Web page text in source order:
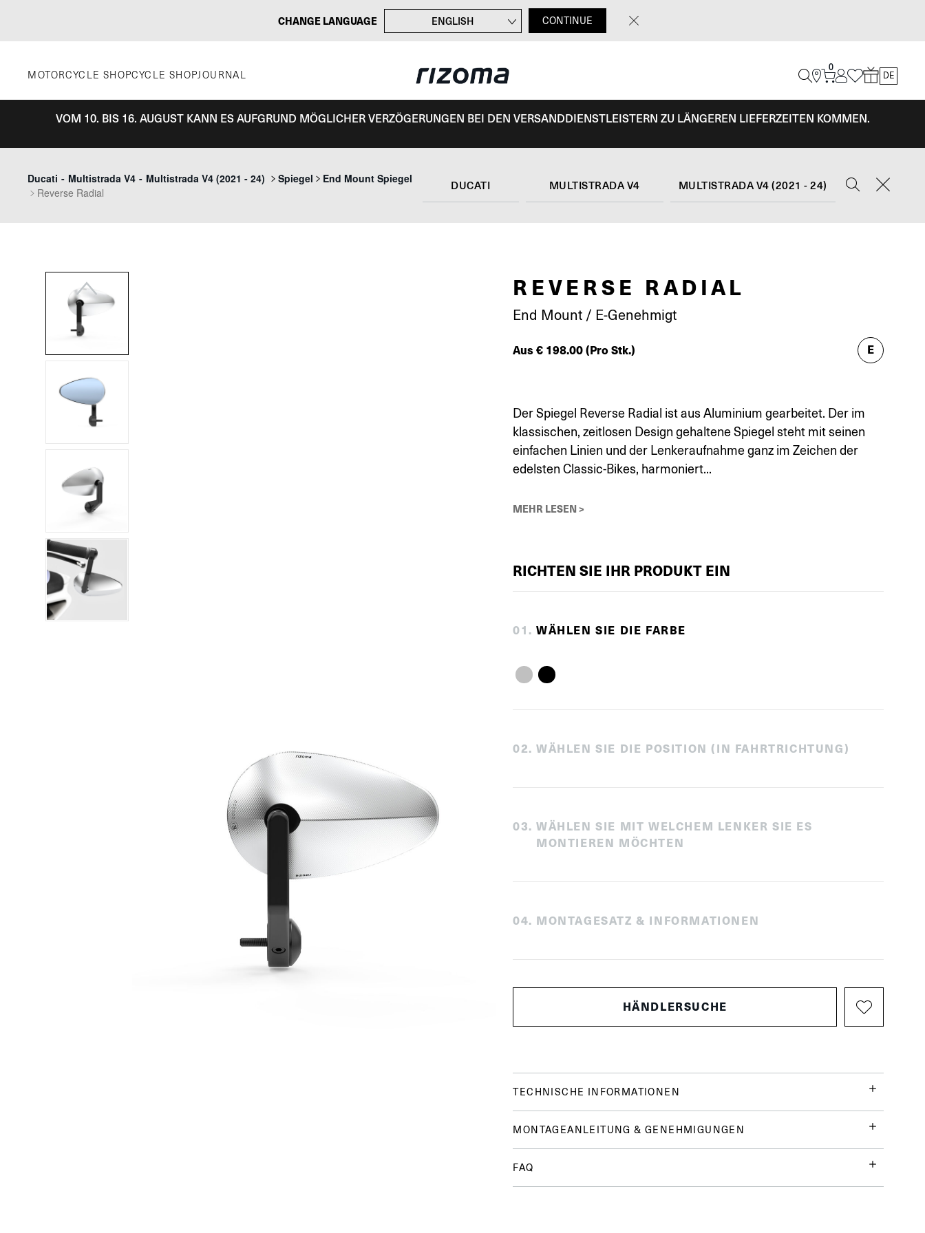
CHANGE LANGUAGE
ENGLISH
ITALIANO
CONTINUE
MOTORCYCLE SHOPCYCLE SHOPJOURNAL
0
DE
VOM 10. BIS 16. AUGUST KANN ES AUFGRUND MÖGLICHER VERZÖGERUNGEN BEI DEN VERSANDDIENSTLEISTERN ZU LÄNGEREN LIEFERZEITEN KOMMEN.
Ducati - Multistrada V4 - Multistrada V4 (2021 - 24) Spiegel
End Mount Spiegel
Reverse Radial
DUCATI MULTISTRADA V4 MULTISTRADA V4 (2021 - 24)
Previous
REVERSE RADIAL
End Mount / E-Genehmigt
Aus€ 198.00(Pro Stk.) E
Der Spiegel Reverse Radial ist aus Aluminium gearbeitet. Der im
klassischen, zeitlosen Design gehaltene Spiegel steht mit seinen
einfachen Linien und der Lenkeraufnahme ganz im Zeichen der
edelsten Classic-Bikes, harmoniert...
MEHR LESEN >
RICHTEN SIE IHR PRODUKT EIN
01 . WÄHLEN SIE DIE FARBE
02. WÄHLEN SIE DIE POSITION (IN FAHRTRICHTUNG)
03. WÄHLEN SIE MIT WELCHEM LENKER SIE ES
MONTIEREN MÖCHTEN
04. MONTAGESATZ & INFORMATIONEN
HÄNDLERSUCHE
TECHNISCHE INFORMATIONEN
MONTAGEANLEITUNG & GENEHMIGUNGEN
FAQ